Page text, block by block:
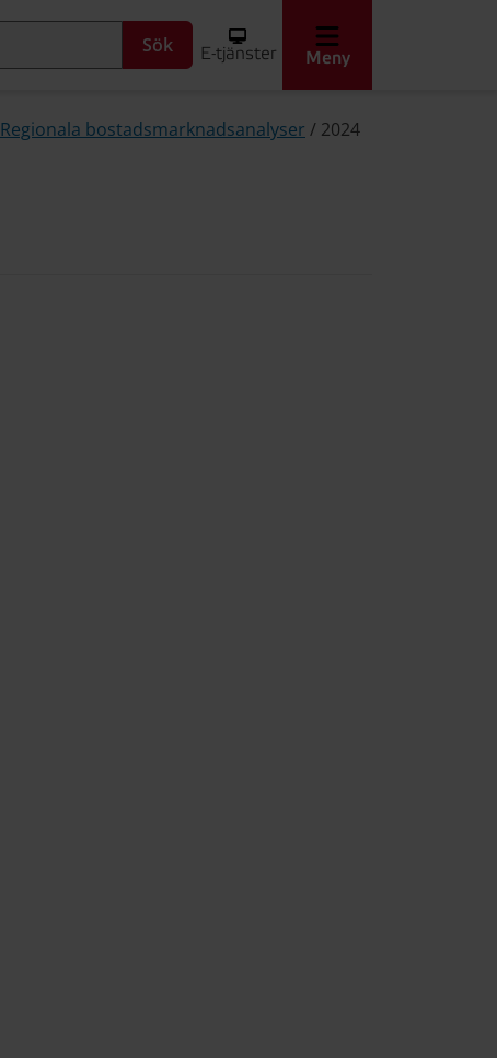
Sök E-tjänster Meny
Regionala bostadsmarknadsanalyser / 2024